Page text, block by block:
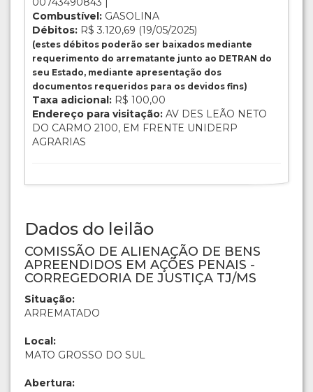
Combustível: GASOLINA
Débitos: R$ 3.120,69 (19/05/2025)
(estes débitos poderão ser baixados mediante
requerimento do arrematante junto ao DETRAN do
seu Estado, mediante apresentação dos
documentos requeridos para os devidos fins)
Taxa adicional: R$ 100,00
Endereço para visitação: AV DES LEÃO NETO
DO CARMO 2100, EM FRENTE UNIDERP
AGRARIAS
Dados do leilão
COMISSÃO DE ALIENAÇÃO DE BENS
APREENDIDOS EM AÇÕES PENAIS -
CORREGEDORIA DE JUSTIÇA TJ/MS
Situação:
ARREMATADO
Local:
MATO GROSSO DO SUL
Abertura: